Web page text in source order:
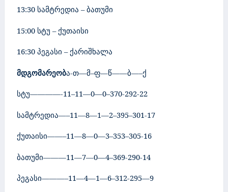
13:30 სამტრედია – ბათუმი
15:00 სტუ – ქუთაისი
16:30 პეგასი – ქარიშხალა
მდგომარეობა-თ—მ–ფ—წ——ბ—–ქ
სტუ————-11–11—0—0–370-292-22
სამტრედია—–11—8—1—2–395–301-17
ქუთაისი——–11—8—0—3–353–305-16
ბათუმი———11—7—0—4–369-290-14
პეგასი———–11—4—1—6–312-295—9